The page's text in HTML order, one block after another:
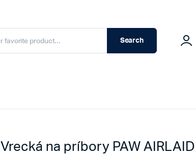
Search
Vrecká na príbory PAW